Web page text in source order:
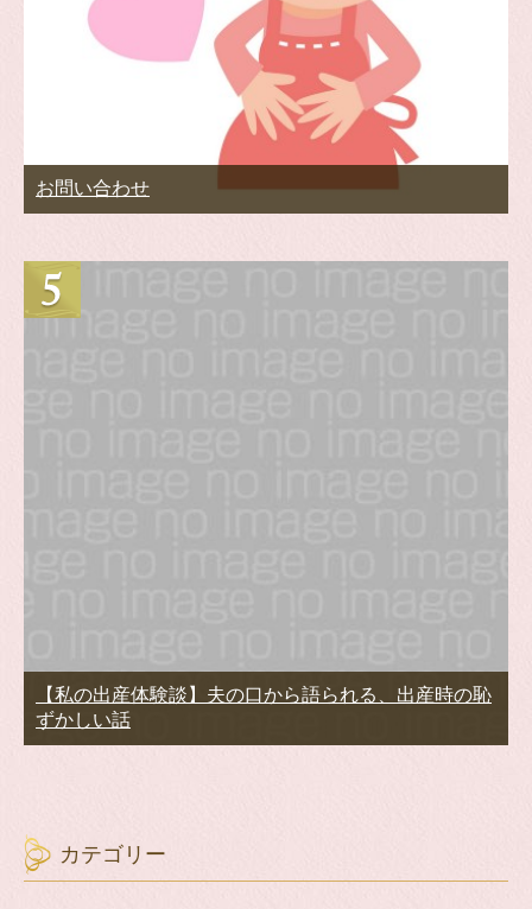
お問い合わせ
【私の出産体験談】夫の口から語られる、出産時の恥
ずかしい話
カテゴリー